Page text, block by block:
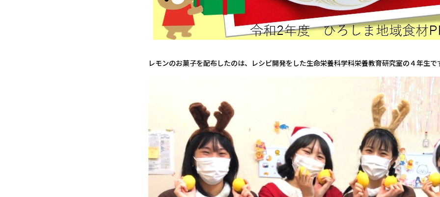
レモンのお菓子を配布したのは、レシピ開発をした生命栄養科学科栄養教育研究室の４年生で